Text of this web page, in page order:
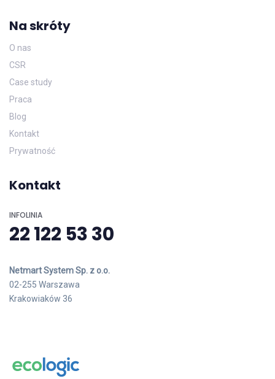
Na skróty
O nas
CSR
Case study
Praca
Blog
Kontakt
Prywatność
Kontakt
INFOLINIA
22 122 53 30
Netmart System Sp. z o.o.
02-255 Warszawa
Krakowiaków 36